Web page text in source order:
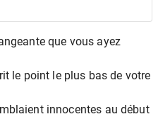
que vous ayez
le point le plus bas de votre
innocentes au début